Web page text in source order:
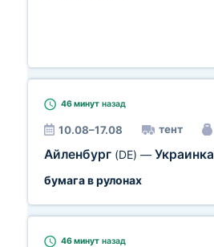
46 минут назад
10.08–17.08 тент
Айленбург (DE) — Украинка
бумага в рулонах
46 минут назад